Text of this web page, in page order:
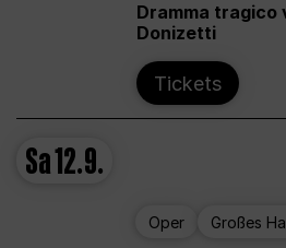
Dramma tragico
Donizetti
Tickets
Sa12.9.
Oper Großes